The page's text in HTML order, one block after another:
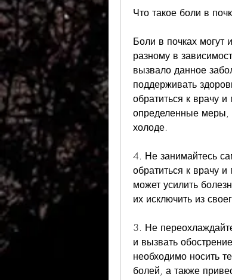
Что такое боли в
Боли в почках могут
разному в
вызвало данное
поддерживать
обратиться к врачу
определенные меры,
холоде.
4. Не занимайтесь
обратиться к врачу
может усилить
их исключить из
3. Не
и вызвать
необходимо носить
болей, а также